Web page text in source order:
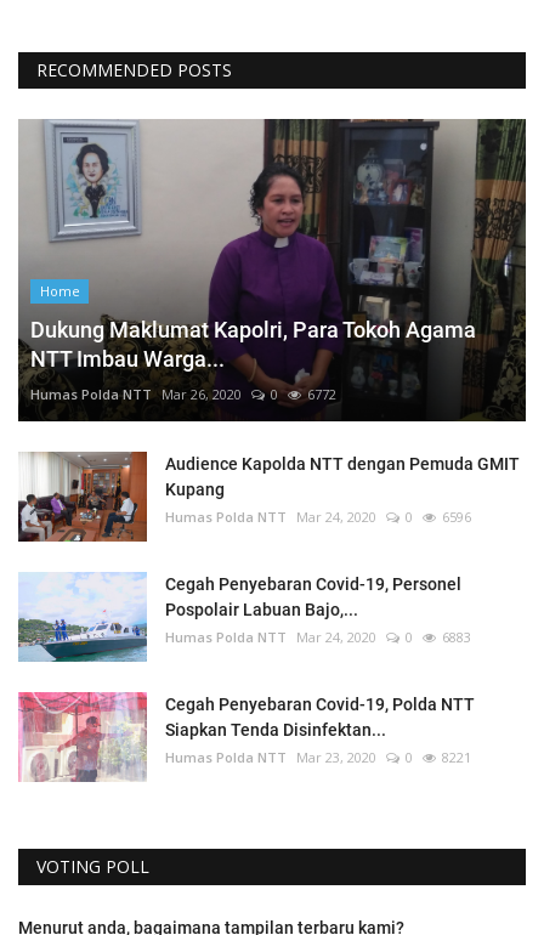
RECOMMENDED POSTS
Home
Dukung Maklumat Kapolri, Para Tokoh Agama
NTT Imbau Warga...
Humas Polda NTT Mar 26, 2020 0 6772
Audience Kapolda NTT dengan Pemuda GMIT
Kupang
Humas Polda NTT Mar 24, 2020 0 6596
Cegah Penyebaran Covid-19, Personel
Pospolair Labuan Bajo,...
Humas Polda NTT Mar 24, 2020 0 6883
Cegah Penyebaran Covid-19, Polda NTT
Siapkan Tenda Disinfektan...
Humas Polda NTT Mar 23, 2020 0 8221
VOTING POLL
Menurut anda, bagaimana tampilan terbaru kami?